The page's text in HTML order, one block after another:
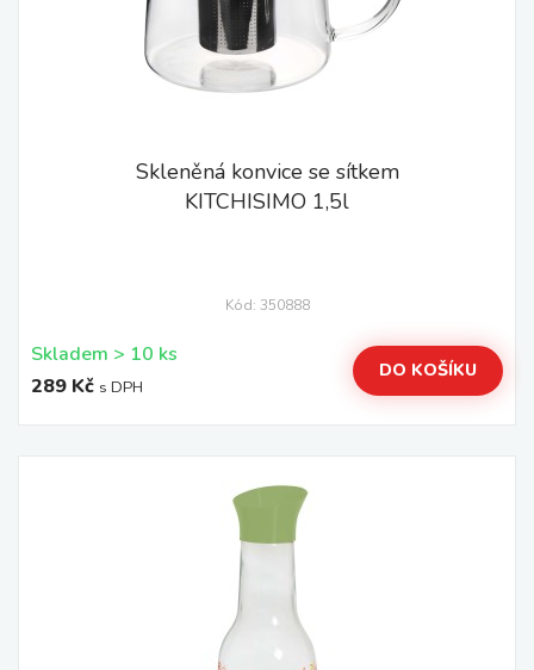
Skleněná konvice se sítkem
KITCHISIMO 1,5l
Kód: 350888
Skladem > 10 ks
289 Kč s DPH
DO KOŠÍKU